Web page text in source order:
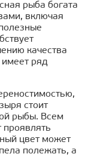
рыба богата
включая
качества
имеет ряд
стоит
рыбы. Всем
цвет может
полежать, а